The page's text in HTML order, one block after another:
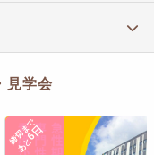
見学会
締切まで
あと
6日